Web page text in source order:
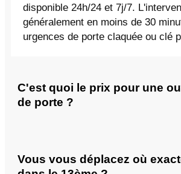
disponible 24h/24 et 7j/7.
généralement en moins de 30
urgences de porte claquée ou clé
C'est quoi le prix pour une
de porte ?
Vous vous déplacez où